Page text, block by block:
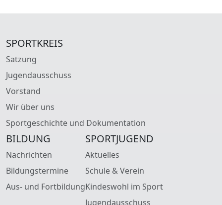
SPORTKREIS
Satzung
Jugendausschuss
Vorstand
Wir über uns
Sportgeschichte und Dokumentation
BILDUNG
Nachrichten
Bildungstermine
Aus- und Fortbildung
SPORTJUGEND
Aktuelles
Schule & Verein
Kindeswohl im Sport
Jugendausschuss